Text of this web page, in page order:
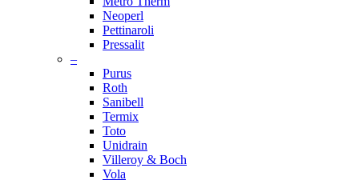
Neoperl
Pettinaroli
Pressalit
–
Purus
Roth
Sanibell
Termix
Toto
Unidrain
Villeroy & Boch
Vola